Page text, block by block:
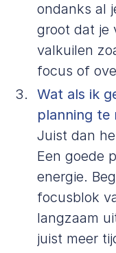
ondanks al
groot dat je
valkuilen
focus of
Wat als ik
planning te
Juist dan
Een goede
energie.
focusblok
langzaam
juist meer